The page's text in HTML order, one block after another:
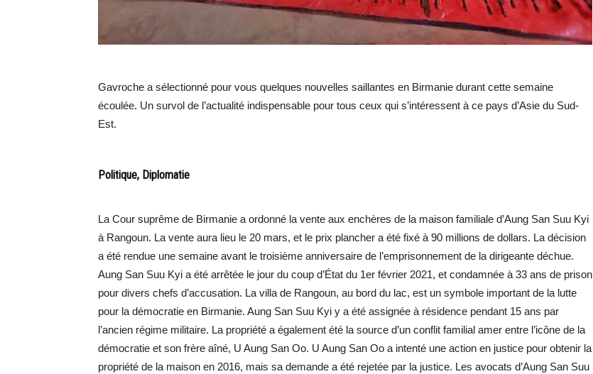
Gavroche a sélectionné pour vous quelques nouvelles saillantes en Birmanie durant cette semaine
écoulée. Un survol de l’actualité indispensable pour tous ceux qui s’intéressent à ce pays d’Asie du Sud-
Est.
Politique, Diplomatie
La Cour suprême de Birmanie a ordonné la vente aux enchères de la maison familiale d’Aung San Suu Kyi
à Rangoun. La vente aura lieu le 20 mars, et le prix plancher a été fixé à 90 millions de dollars. La décision
a été rendue une semaine avant le troisième anniversaire de l’emprisonnement de la dirigeante déchue.
Aung San Suu Kyi a été arrêtée le jour du coup d’État du 1er février 2021, et condamnée à 33 ans de prison
pour divers chefs d’accusation. La villa de Rangoun, au bord du lac, est un symbole important de la lutte
pour la démocratie en Birmanie. Aung San Suu Kyi y a été assignée à résidence pendant 15 ans par
l’ancien régime militaire. La propriété a également été la source d’un conflit familial amer entre l’icône de la
démocratie et son frère aîné, U Aung San Oo. U Aung San Oo a intenté une action en justice pour obtenir la
propriété de la maison en 2016, mais sa demande a été rejetée par la justice. Les avocats d’Aung San Suu